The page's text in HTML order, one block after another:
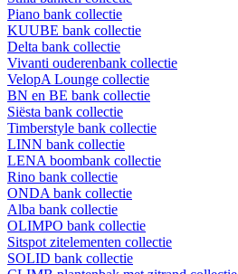
Piano bank collectie
KUUBE bank collectie
Delta bank collectie
Vivanti ouderenbank collectie
VelopA Lounge collectie
BN en BE bank collectie
Siësta bank collectie
Timberstyle bank collectie
LINN bank collectie
LENA boombank collectie
Rino bank collectie
ONDA bank collectie
Alba bank collectie
OLIMPO bank collectie
Sitspot zitelementen collectie
SOLID bank collectie